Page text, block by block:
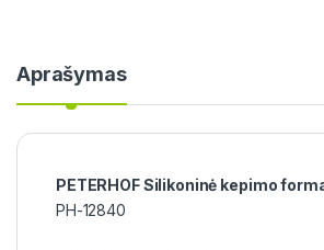
Aprašymas
PETERHOF Silikoninė kepimo
PH-12840